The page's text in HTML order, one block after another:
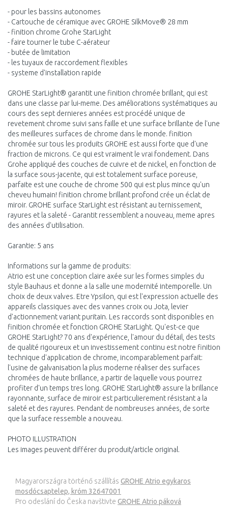
- pour les bassins autonomes
- Cartouche de céramique avec GROHE SilkMove® 28 mm
- finition chrome Grohe StarLight
- faire tourner le tube C-aérateur
- butée de limitation
- les tuyaux de raccordement flexibles
- systeme d'installation rapide
GROHE StarLight® garantit une finition chromée brillant, qui est
dans une classe par lui-meme. Des améliorations systématiques au
cours des sept dernieres années est procédé unique de
revetement chrome suivi sans faille et une surface brillante de l'une
des meilleures surfaces de chrome dans le monde. finition
chromée sur tous les produits GROHE est aussi forte que d'une
fraction de microns. Ce qui est vraiment le vrai fondement. Dans
Grohe appliqué des couches de cuivre et de nickel, en fonction de
la surface sous-jacente, qui est totalement surface poreuse,
parfaite est une couche de chrome 500 qui est plus mince qu'un
cheveu humain! finition chrome brillant profond crée un éclat de
miroir. GROHE surface StarLight est résistant au ternissement,
rayures et la saleté - Garantit ressemblent a nouveau, meme apres
des années d'utilisation.
Garantie: 5 ans
Informations sur la gamme de produits:
Atrio est une conception claire axée sur les formes simples du
style Bauhaus et donne a la salle une modernité intemporelle. Un
choix de deux valves. Etre Ypsilon, qui est l'expression actuelle des
appareils classiques avec des vannes croix ou Jota, levier
d'actionnement variant puritain. Les raccords sont disponibles en
finition chromée et fonction GROHE StarLight. Qu'est-ce que
GROHE StarLight? 70 ans d'expérience, l'amour du détail, des tests
de qualité rigoureux et un investissement continu est notre finition
technique d'application de chrome, incomparablement parfait:
l'usine de galvanisation la plus moderne réaliser des surfaces
chromées de haute brillance, a partir de laquelle vous pourrez
profiter d'un temps tres long. GROHE StarLight® assure la brillance
rayonnante, surface de miroir est particulierement résistant a la
saleté et des rayures. Pendant de nombreuses années, de sorte
que la surface ressemble a nouveau.
PHOTO ILLUSTRATION
Les images peuvent différer du produit/article original.
Magyarországra történő szállítás GROHE Atrio egykaros
mosdócsaptelep, króm 32647001
Pro odeslání do Česka navštivte GROHE Atrio páková